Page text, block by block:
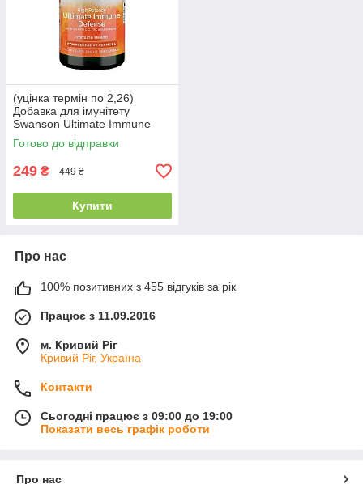
(уцінка термін по 2,26)
Добавка для імунітету
Swanson Ultimate Immune
Defense Vitamin C, D, Zinc
Elderberry 60 капс.
Готово до відправки
249 ₴ 449 ₴
Купити
Про нас
100% позитивних з 455 відгуків за рік
Працює з 11.09.2016
м. Кривий Ріг
Кривий Ріг, Україна
Контакти
Сьогодні працює з 09:00 до 19:00
Показати весь графік роботи
Про нас